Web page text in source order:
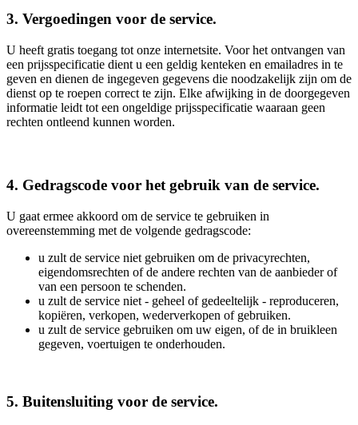
3. Vergoedingen voor de service.
U heeft gratis toegang tot onze internetsite. Voor het ontvangen van
een prijsspecificatie dient u een geldig kenteken en emailadres in te
geven en dienen de ingegeven gegevens die noodzakelijk zijn om de
dienst op te roepen correct te zijn. Elke afwijking in de doorgegeven
informatie leidt tot een ongeldige prijsspecificatie waaraan geen
rechten ontleend kunnen worden.
4. Gedragscode voor het gebruik van de service.
U gaat ermee akkoord om de service te gebruiken in
overeenstemming met de volgende gedragscode:
u zult de service niet gebruiken om de privacyrechten,
eigendomsrechten of de andere rechten van de aanbieder of
van een persoon te schenden.
u zult de service niet - geheel of gedeeltelijk - reproduceren,
kopiëren, verkopen, wederverkopen of gebruiken.
u zult de service gebruiken om uw eigen, of de in bruikleen
gegeven, voertuigen te onderhouden.
5. Buitensluiting voor de service.